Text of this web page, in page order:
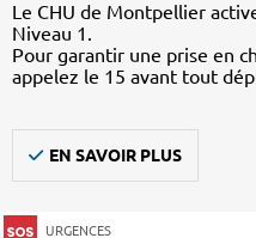
Le CHU de Montpellier
Niveau 1.
Pour garantir une prise en
appelez le 15 avant tout
EN SAVOIR PLUS
URGENCES